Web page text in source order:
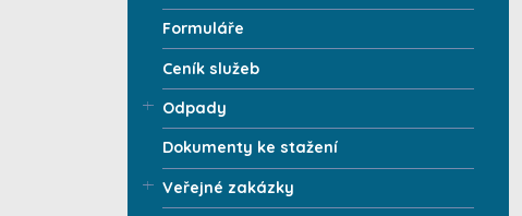
Formuláře
Ceník služeb
Odpady
Dokumenty ke stažení
Veřejné zakázky